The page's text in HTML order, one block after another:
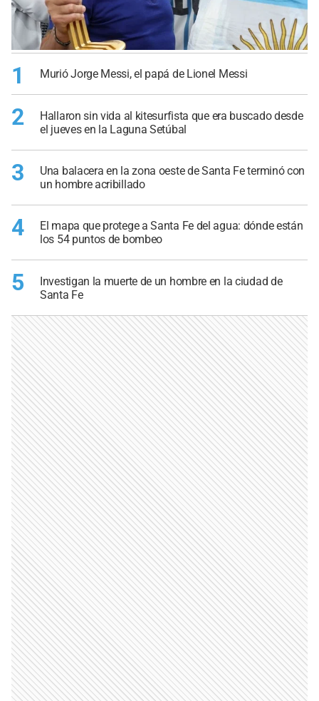
1 Murió Jorge Messi, el papá de Lionel Messi
2
Hallaron sin vida al kitesurfista que era buscado desde
el jueves en la Laguna Setúbal
3
Una balacera en la zona oeste de Santa Fe terminó con
un hombre acribillado
4
El mapa que protege a Santa Fe del agua: dónde están
los 54 puntos de bombeo
5
Investigan la muerte de un hombre en la ciudad de
Santa Fe